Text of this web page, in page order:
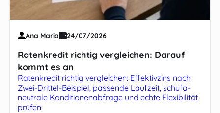
Ana Maria 24/07/2026
Ratenkredit richtig vergleichen: Darauf
kommt es an
Ratenkredit richtig vergleichen: Effektivzins nach
Zwei-Drittel-Beispiel, passende Laufzeit, schufa-
neutrale Konditionenabfrage und echte Flexibilität
prüfen.